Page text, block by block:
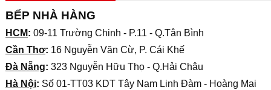
BẾP NHÀ HÀNG
HCM: 09-11 Trường Chinh - P.11 - Q.Tân Bình
Cần Thơ: 16 Nguyễn Văn Cừ, P. Cái Khế
Đà Nẵng: 323 Nguyễn Hữu Thọ - Q.Hải Châu
Hà Nội: Số 01-TT03 KDT Tây Nam Linh Đàm - Hoàng Mai